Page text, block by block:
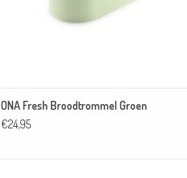
ONA Fresh Broodtrommel Groen
€24,95